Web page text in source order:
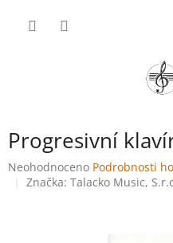
Progresivní
Průměrné
hodnocení
Neohodnoceno Podrobnosti
Značka: Talacko Music,